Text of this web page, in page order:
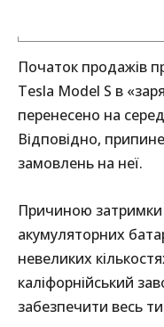
Початок продажів
Tesla Model S в
перенесено на
Відповідно,
замовлень на неї.
Причиною
акумуляторних
невеликих
каліфорнійський
забезпечити весь